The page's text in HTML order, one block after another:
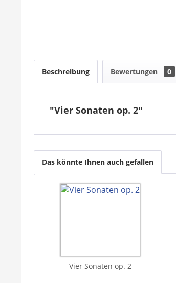
Beschreibung Bewertungen 0
"Vier Sonaten op. 2"
Das könnte Ihnen auch gefallen
Vier Sonaten op. 2